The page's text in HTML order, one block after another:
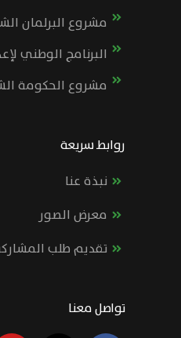
مشروع البرلمان
البرنامج الوطني
مشروع الحكومة
روابط سريعة
نبذة عنا
معرض الصور
تقديم طلب
تواصل معنا